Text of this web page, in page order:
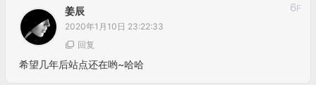
姜辰
2020年1月10日 23:22:33
6F
回复
希望几年后站点还在哟~哈哈